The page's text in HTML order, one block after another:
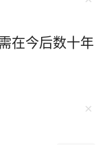
时刺激视觉和
频，直到自己
在今后数十年